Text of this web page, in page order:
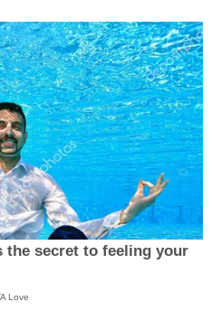
secret to feeling your
Love